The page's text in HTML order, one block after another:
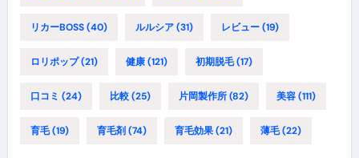
リカーBOSS(40) ルルシア(31) レビュー(19)
ロリポップ(21) 健康(121) 初期脱毛(17)
口コミ (24) 比較(25) 片岡製作所(82) 美容(111)
育毛(19) 育毛剤 (74) 育毛効果(21) 薄毛(22)